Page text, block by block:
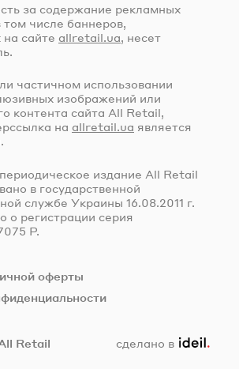
за содержание рекламных
том числе баннеров,
сайте allretail.ua, несет
частичном использовании
изображений или
контента сайта All Retail,
на allretail.ua является
издание All Retail
в государственной
службе Украины 16.08.2011 г.
о регистрации серия
Р.
оферты
Retail сделано в ideil.